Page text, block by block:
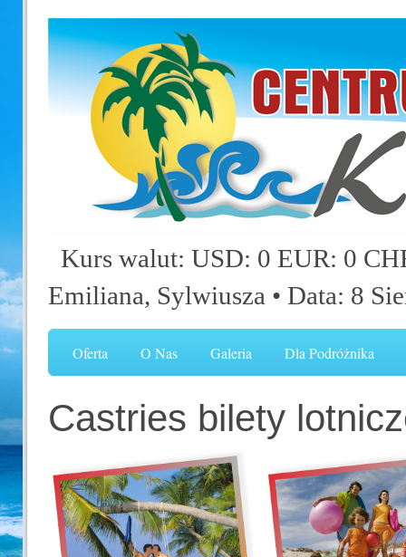
Kurs walut: USD: 0 EUR: 0
Emiliana, Sylwiusza • Data: 8
Oferta O Nas Galeria Dla Podróżnika
Castries bilety